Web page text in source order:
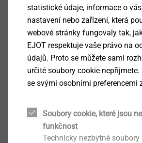
DELTA PT
Zobrazit výrobek
statistické údaje, informace o
nastavení nebo zařízení, která
webové stránky fungovaly tak,
EJOT respektuje vaše právo na
údajů. Proto se můžete sami
určité soubory cookie nepřijmete.
se svými osobními preferencemi
Soubory cookie, které jsou
funkčnost
Technicky nezbytné soubory